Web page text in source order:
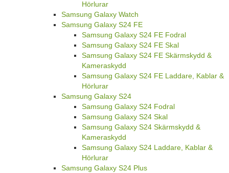
Hörlurar
Samsung Galaxy Watch
Samsung Galaxy S24 FE
Samsung Galaxy S24 FE Fodral
Samsung Galaxy S24 FE Skal
Samsung Galaxy S24 FE Skärmskydd &
Kameraskydd
Samsung Galaxy S24 FE Laddare, Kablar &
Hörlurar
Samsung Galaxy S24
Samsung Galaxy S24 Fodral
Samsung Galaxy S24 Skal
Samsung Galaxy S24 Skärmskydd &
Kameraskydd
Samsung Galaxy S24 Laddare, Kablar &
Hörlurar
Samsung Galaxy S24 Plus